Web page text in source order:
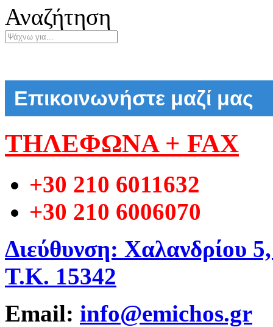
Αναζήτηση
Επικοινωνήστε μαζί μας
ΤΗΛΕΦΩΝΑ + FAX
+30 210 6011632
+30 210 6006070
Διεύθυνση: Χαλανδρίου
Τ.Κ. 15342
Email: info@emichos.gr